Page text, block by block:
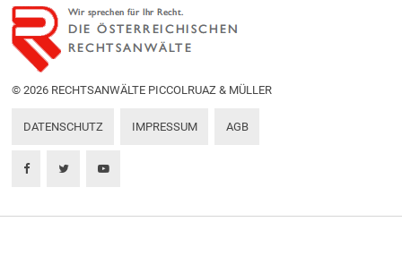
© 2026 RECHTSANWÄLTE PICCOLRUAZ & MÜLLER
DATENSCHUTZ IMPRESSUM AGB